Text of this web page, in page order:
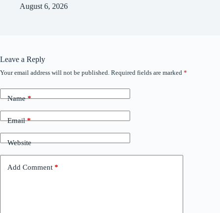
August 6, 2026
Leave a Reply
Your email address will not be published. Required fields are marked *
Name*
Email*
Website
Add Comment *